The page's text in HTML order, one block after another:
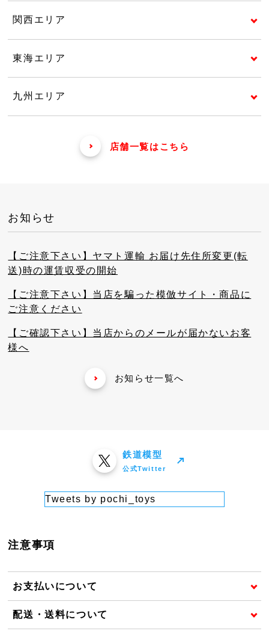
関西エリア
東海エリア
九州エリア
店舗一覧はこちら
お知らせ
【ご注意下さい】ヤマト運輸 お届け先住所変更(転
送)時の運賃収受の開始
【ご注意下さい】当店を騙った模倣サイト・商品に
ご注意ください
【ご確認下さい】当店からのメールが届かないお客
様へ
お知らせ一覧へ
鉄道模型
公式Twitter
Tweets by pochi_toys
注意事項
お支払いについて
配送・送料について